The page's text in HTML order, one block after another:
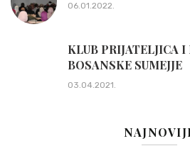
06.01.2022.
KLUB PRIJATELJICA I
BOSANSKE SUMEJJE
03.04.2021.